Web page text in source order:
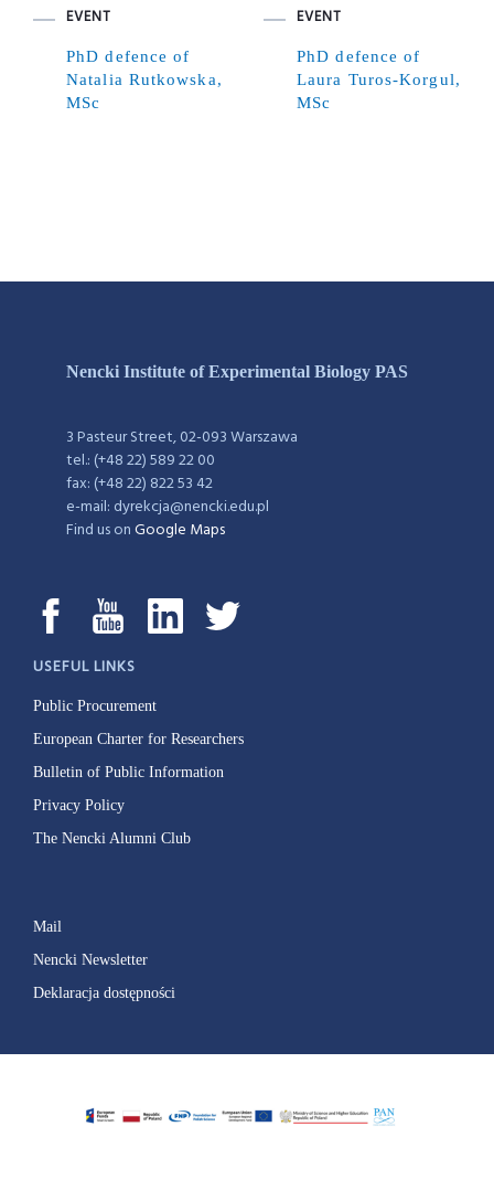
EVENT
PhD defence of
Natalia Rutkowska,
MSc
EVENT
PhD defence of
Laura Turos-Korgul,
MSc
Nencki Institute of Experimental Biology PAS
3 Pasteur Street, 02-093 Warszawa
tel.: (+48 22) 589 22 00
fax: (+48 22) 822 53 42
e-mail: dyrekcja@nencki.edu.pl
Find us onGoogle Maps
USEFUL LINKS
Public Procurement
European Charter for Researchers
Bulletin of Public Information
Privacy Policy
The Nencki Alumni Club
Mail
Nencki Newsletter
Deklaracja dostępności